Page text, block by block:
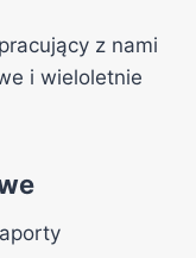
z nami
i wieloletnie